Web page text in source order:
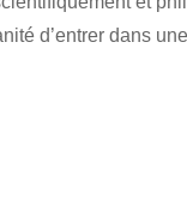
d’entrer dans une